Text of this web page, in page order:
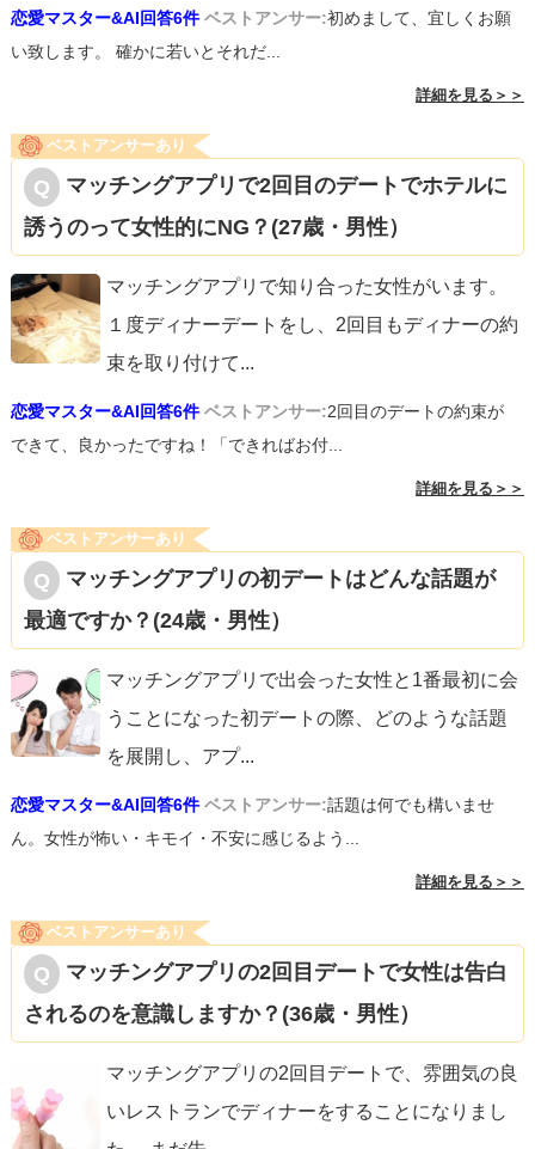
恋愛マスター&AI回答6件 ベストアンサー:初めまして、宜しくお願
い致します。 確かに若いとそれだ...
詳細を見る＞＞
ベストアンサーあり
マッチングアプリで2回目のデートでホテルに
誘うのって女性的にNG？(27歳・男性）
マッチングアプリで知り合った女性がいます。
１度ディナーデートをし、2回目もディナーの約
束を取り付けて...
恋愛マスター&AI回答6件 ベストアンサー:2回目のデートの約束が
できて、良かったですね！「できればお付...
詳細を見る＞＞
ベストアンサーあり
マッチングアプリの初デートはどんな話題が
最適ですか？(24歳・男性）
マッチングアプリで出会った女性と1番最初に会
うことになった初デートの際、どのような話題
を展開し、アプ...
恋愛マスター&AI回答6件 ベストアンサー:話題は何でも構いませ
ん。女性が怖い・キモイ・不安に感じるよう...
詳細を見る＞＞
ベストアンサーあり
マッチングアプリの2回目デートで女性は告白
されるのを意識しますか？(36歳・男性）
マッチングアプリの2回目デートで、雰囲気の良
いレストランでディナーをすることになりまし